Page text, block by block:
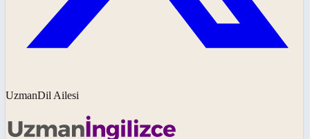
UzmanDil Ailesi